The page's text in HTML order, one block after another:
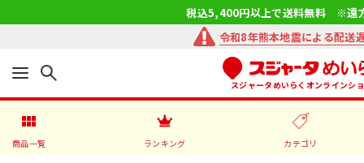
税込5,400円以上で送料無料 ※遠
令和8年熊本地震による配送
スジャータめいらくオンラインシ
商品一覧 ランキング カテゴリ